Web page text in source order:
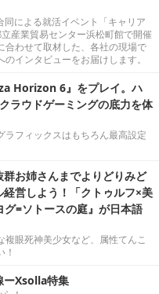
による就活イベント「キャリア
産業貿易センター浜松町館で開催
合わせて取材した、各社の現場で
インタビューをお届けします。
Horizon 6』をプレイ。ハ
ラウドゲーミングの底力を体
ラフィックスはもちろん最高設定
お姉さんまでよりどりみど
経営しよう！「クトゥルフ×美
=ソトースの庭』が日本語
眼死神美少女など、属性てんこ
ーXsolla特集